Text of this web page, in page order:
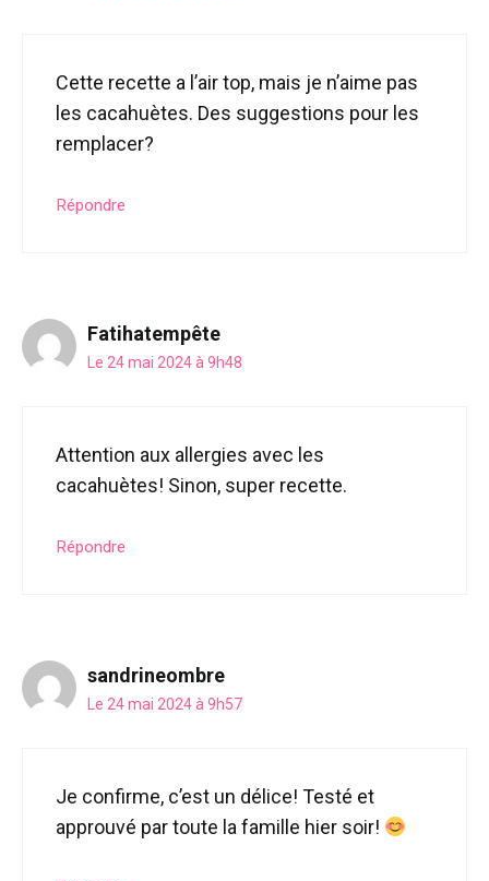
Cette recette a l’air top, mais je n’aime pas
les cacahuètes. Des suggestions pour les
remplacer?
Répondre
Fatihatempête
Le 24 mai 2024 à 9h48
Attention aux allergies avec les
cacahuètes! Sinon, super recette.
Répondre
sandrineombre
Le 24 mai 2024 à 9h57
Je confirme, c’est un délice! Testé et
approuvé par toute la famille hier soir!